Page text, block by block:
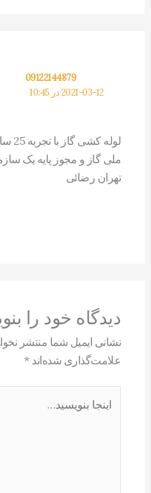
09122144879
2021-03-12 در 10:45
ملی گاز و مجوز پایه یک
تهران رضائی
دیدگاه‌ خود را
نشانی ایمیل شما منتشر
علامت‌گذاری شده‌اند*
بنویسید…